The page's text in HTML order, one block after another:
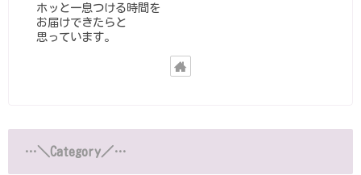
ホッと一息つける時間を
お届けできたらと
思っています。
…＼Category／…